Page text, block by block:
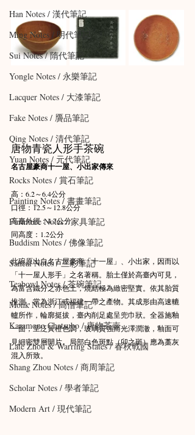
Han Notes / 漢代筆記
Ming Notes / 明代筆記
Sui Notes / 隋代筆記
Yongle Notes / 永樂筆記
Lacquer Notes / 大漆筆記
Fake Notes / 贗品筆記
Qing Notes / 清代筆記
Yuan Notes / 元代筆記
Rocks Notes / 賞石筆記
Painting Notes / 書畫筆記
Furniture Notes / 家具筆記
Buddism Notes / 佛像筆記
Sancai Notes / 三彩筆記
Teabowl Notes / 茶碗筆記
Monk Notes / 高僧筆記
Karamono Chatsubo / 唐物茶壺
Late Zhou & Warring States / 春秋戰國
Shang Zhou Notes / 商周筆記
Scholar Notes / 學者筆記
Modern Art / 現代筆記
唐物青瓷人形手茶碗
名古屋豪商十一屋、小出家傳來
高：6.2～6.4公分
口徑：12.5～12.8公分
高臺外徑：4.7公分
同高度：1.2公分
此碗原出自名古屋豪商「十一屋」、小出家，因而以
「十一屋人形手」之名著稱。胎土僅於高臺內可見，
為富含鐵分之赤色土，燒結極為緻密堅實。依其胎質
推測，當為浙江或福建一帶之產物。其成形由高速轆
轤所作，輪廓挺拔，臺內削足處呈兜巾狀。全器施釉
一面，呈泛黃橙色調，玻璃質強而光澤潤澈，釉面可
見細密雙層開片。局部白色斑點（卯之斑）應為藁灰
混入所致。